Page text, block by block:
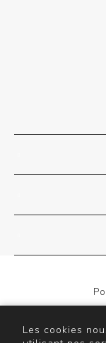
Copyright ©
Les cookies